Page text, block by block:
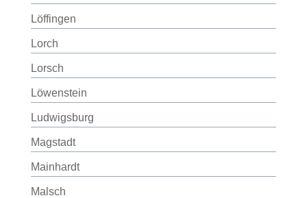
Löffingen
Lorch
Lorsch
Löwenstein
Ludwigsburg
Magstadt
Mainhardt
Malsch